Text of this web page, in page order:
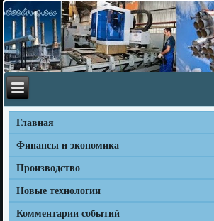
Главная
Финансы и экономика
Производство
Новые технологии
Комментарии событий